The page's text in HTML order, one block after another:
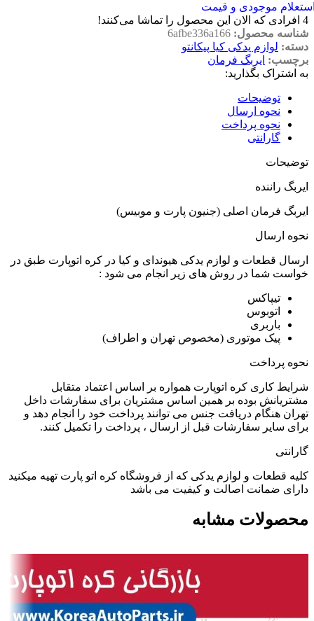
موجودی و قیمت
4 افرادی که الان این محصول را تماشا می‌کنند!
شناسه محصول: 6afbe336a166
دسته: لوازم یدکی کیا پیکانتو
برچسب: ایربگ فرمان
به اشتراک بگذارید:
توضیحات
نحوه ارسال
نحوه پرداخت
گارانتی
توضیحات
ایربگ راننده
ایربگ فرمان اصلی (جنیون پارت و موبیس)
نحوه ارسال
ارسال قطعات و لوازم یدکی هیوندای و کیا در کره اتوپارت طبق در
خواست شما در روش های زیر انجام می شود :
تیپاکس
اتوبوس
باربری
پیک موتوری (مخصوص تهران و اطراف)
نحوه پرداخت
شرایط کاری کره اتوپارت همواره بر اساس اعتماد متقابل
مشتریانش بوده بر همین اساس مشتریان برای سفارشات داخل
تهران هنگام دریافت جنس می توانند پرداخت خود را انجام دهد و
برای سایر سفارشات قبل از ارسال ، پرداخت را تکمیل کنند.
گارانتی
کلیه قطعات و لوازم یدکی که از فروشگاه کره اتو پارت تهیه میکنید
دارای ضمانت اصالت و کیفیت می باشد
محصولات مشابه